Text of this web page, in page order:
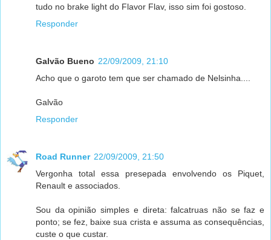
tudo no brake light do Flavor Flav, isso sim foi gostoso.
Responder
Galvão Bueno 22/09/2009, 21:10
Acho que o garoto tem que ser chamado de Nelsinha....
Galvão
Responder
Road Runner 22/09/2009, 21:50
Vergonha total essa presepada envolvendo os Piquet,
Renault e associados.
Sou da opinião simples e direta: falcatruas não se faz e
ponto; se fez, baixe sua crista e assuma as consequências,
custe o que custar.